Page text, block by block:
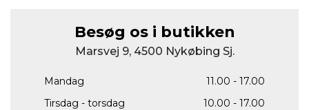
Besøg os i butikken
Marsvej 9, 4500 Nykøbing Sj.
Mandag
11.00 - 17.00
Tirsdag - torsdag
10.00 - 17.00